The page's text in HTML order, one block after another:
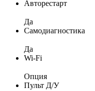
Авторестарт
Да
Самодиагностика
Да
Wi-Fi
Опция
Пульт Д/У